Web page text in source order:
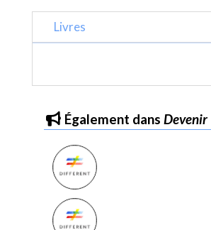
Livres
également dans Devenir